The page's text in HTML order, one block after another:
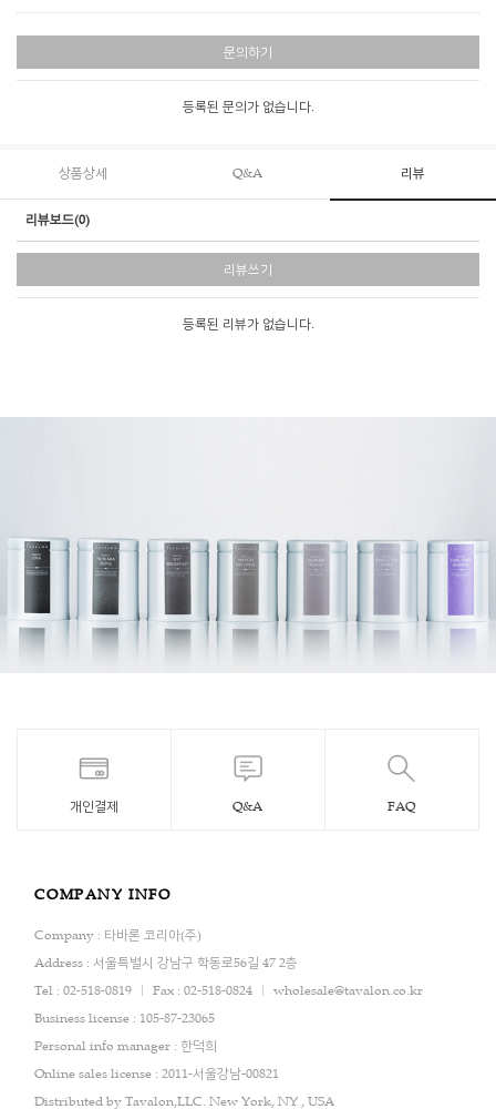
문의하기
등록된 문의가 없습니다.
상품상세 Q&A 리뷰
리뷰보드(0)
리뷰쓰기
등록된 리뷰가 없습니다.
개인결제 Q&A FAQ
COMPANY INFO
Company : 타바론 코리아(주)
Address : 서울특별시 강남구 학동로56길 47 2층
Tel : 02-518-0819
Fax : 02-518-0824
wholesale@tavalon.co.kr
Business license : 105-87-23065
Personal info manager : 한덕희
Online sales license : 2011-서울강남-00821
Distributed by Tavalon,LLC. New York, NY , USA